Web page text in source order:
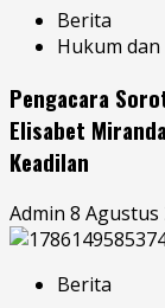
Berita
Hukum
Pengacara
Elisabet
Keadilan
Admin 8 Agustus
Berita